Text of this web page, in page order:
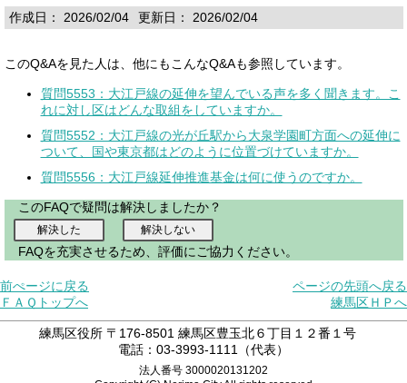
作成日： 2026/02/04 更新日： 2026/02/04
このQ&Aを見た人は、他にもこんなQ&Aも参照しています。
質問5553：大江戸線の延伸を望んでいる声を多く聞きます。こ
れに対し区はどんな取組をしていますか。
質問5552：大江戸線の光が丘駅から大泉学園町方面への延伸に
ついて、国や東京都はどのように位置づけていますか。
質問5556：大江戸線延伸推進基金は何に使うのですか。
このFAQで疑問は解決しましたか？
FAQを充実させるため、評価にご協力ください。
前ぺージに戻る
ページの先頭へ戻る
ＦＡＱトップへ
練馬区ＨＰへ
練馬区役所 〒176-8501 練馬区豊玉北６丁目１２番１号
電話：03-3993-1111（代表）
法人番号 3000020131202